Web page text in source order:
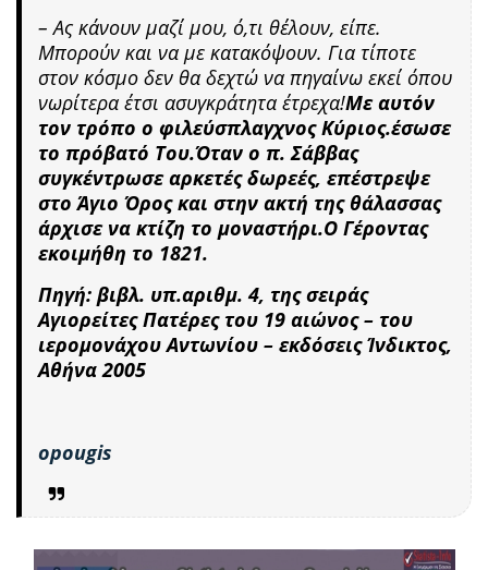
– Ας κάνουν μαζί μου, ό,τι θέλουν, είπε.
Μπορούν και να με κατακόψουν. Για τίποτε
στον κόσμο δεν θα δεχτώ να πηγαίνω εκεί όπου
νωρίτερα έτσι ασυγκράτητα έτρεχα!Με αυτόν
τον τρόπο ο φιλεύσπλαγχνος Κύριος.έσωσε
τo πρόβατό Του.Όταν ο π. Σάββας
συγκέντρωσε αρκετές δωρεές, επέστρεψε
στο Άγιο Όρος και στην ακτή της θάλασσας
άρχισε να κτίζη το μοναστήρι.Ο Γέροντας
εκοιμήθη το 1821.
Πηγή: βιβλ. υπ.αριθμ. 4, της σειράς
Αγιορείτες Πατέρες του 19 αιώνος – του
ιερομονάχου Αντωνίου – εκδόσεις Ίνδικτος,
Αθήνα 2005
opougis